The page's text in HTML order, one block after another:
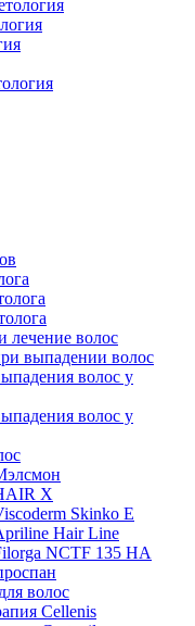
лечение волос
выпадении волос
волос у
волос у
X
Skinko E
Hair Line
NCTF 135 HA
волос
Cellenis